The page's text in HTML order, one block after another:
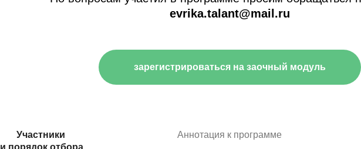
evrika.talant@mail.ru
зарегистрироваться на заочный модуль
Участники
и порядок отбора
Аннотация к программе